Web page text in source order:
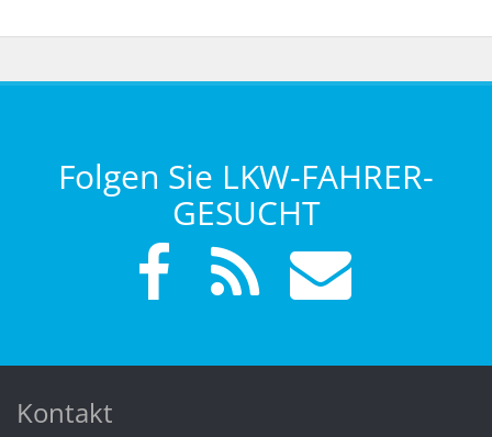
Folgen Sie LKW-FAHRER-
GESUCHT
Kontakt